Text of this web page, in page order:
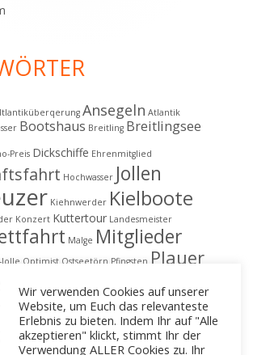
Ansegeln Atlantik
Bootshaus Breitling Breitlingsee
Preis Dickschiffe Ehrenmitglied
Hochwasser Jollen
Kiehnwerder Kielboote
Konzert Kuttertour Landesmeister
Malge Mitglieder
Jolle Optimist Ostseetörn Pfingsten Plauer
Regatta Schäfer Segelerlebnis
Brandenburg Till Eulenspiegel
Love Vereinsvergüngen Wahveranstaltung
Wir verwenden Cookies auf unserer
Website, um Euch das relevanteste
Erlebnis zu bieten. Indem Ihr auf "Alle
akzeptieren" klickt, stimmt Ihr der
Verwendung ALLER Cookies zu. Ihr